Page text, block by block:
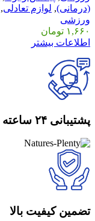
(درمانی), لوازم تعادلی,
ورزشی
۱,۶۶۰ تومان
اطلاعات بیشتر
پشتیبانی ۲۴ ساعته
تضمین کیفیت بالا